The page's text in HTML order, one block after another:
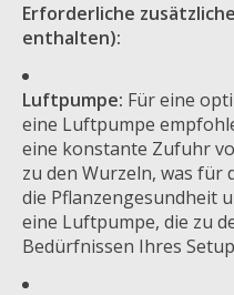
Erforderliche
enthalten):
Luftpumpe: Für eine
eine Luftpumpe
eine konstante Zufuhr
zu den Wurzeln, was für
die Pflanzengesundheit
eine Luftpumpe, die zu
Bedürfnissen Ihres